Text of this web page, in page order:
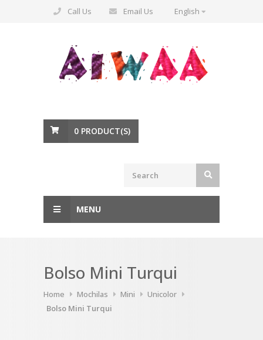
Call Us Email Us English
0 PRODUCT(S)
MENU
Bolso Mini Turqui
Home Mochilas Mini
Unicolor
Bolso Mini Turqui